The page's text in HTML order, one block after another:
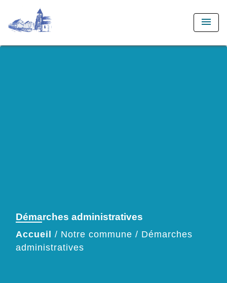
menu
Démarches administratives
Accueil / Notre commune / Démarches
administratives